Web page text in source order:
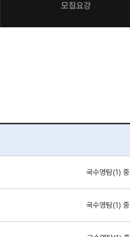
모집요강
국수영탐(1)
국수영탐(1)